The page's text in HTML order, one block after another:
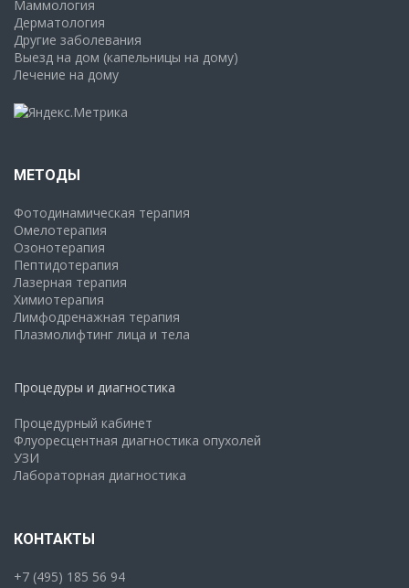
Маммология
Дерматология
Другие заболевания
Выезд на дом (капельницы на дому)
Лечение на дому
МЕТОДЫ
Фотодинамическая терапия
Омелотерапия
Озонотерапия
Пептидотерапия
Лазерная терапия
Химиотерапия
Лимфодренажная терапия
Плазмолифтинг лица и тела
Процедуры и диагностика
Процедурный кабинет
Флуоресцентная диагностика опухолей
УЗИ
Лабораторная диагностика
КОНТАКТЫ
+7 (495) 185 56 94